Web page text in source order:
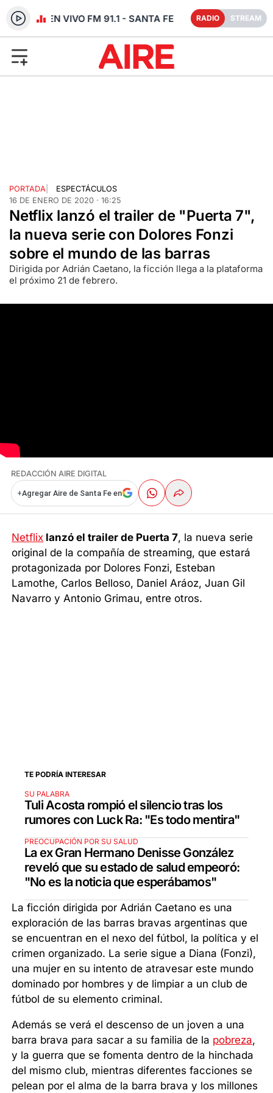
RADIO EN VIVO FM 91.1 - SANTA FE RADIO STREAM
PORTADA
ESPECTÁCULOS
16 DE ENERO DE 2020 · 16:25
Netflix lanzó el trailer de "Puerta 7",
la nueva serie con Dolores Fonzi
sobre el mundo de las barras
Dirigida por Adrián Caetano, la ficción llega a la plataforma
el próximo 21 de febrero.
REDACCIÓN AIRE DIGITAL
+Agregar Aire de Santa Fe en
Netflix lanzó el trailer de Puerta 7, la nueva serie
original de la compañía de streaming, que estará
protagonizada por Dolores Fonzi, Esteban
Lamothe, Carlos Belloso, Daniel Aráoz, Juan Gil
Navarro y Antonio Grimau, entre otros.
TE PODRÍA INTERESAR
SU PALABRA
Tuli Acosta rompió el silencio tras los
rumores con Luck Ra: "Es todo mentira"
PREOCUPACIÓN POR SU SALUD
La ex Gran Hermano Denisse González
reveló que su estado de salud empeoró:
"No es la noticia que esperábamos"
La ficción dirigida por Adrián Caetano es una
exploración de las barras bravas argentinas que
se encuentran en el nexo del fútbol, la política y el
crimen organizado. La serie sigue a Diana (Fonzi),
una mujer en su intento de atravesar este mundo
dominado por hombres y de limpiar a un club de
fútbol de su elemento criminal.
Además se verá el descenso de un joven a una
barra brava para sacar a su familia de la pobreza,
y la guerra que se fomenta dentro de la hinchada
del mismo club, mientras diferentes facciones se
pelean por el alma de la barra brava y los millones